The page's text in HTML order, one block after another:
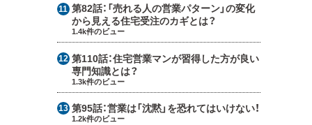
第82話： 「売れる人の営業パターン」の変化
から見える住宅受注のカギとは？
1.4k件のビュー
第110話：住宅営業マンが習得した方が良い
専門知識とは？
1.3k件のビュー
第95話：営業は「沈黙」を恐れてはいけない！
1.2k件のビュー